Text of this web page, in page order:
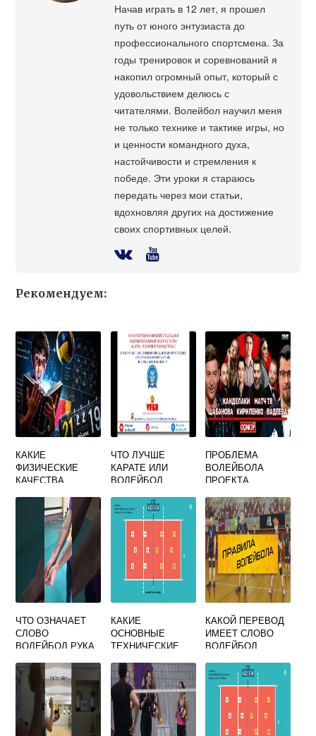
Начав играть в 12 лет, я прошел
путь от юного энтузиаста до
профессионального спортсмена. За
годы тренировок и соревнований я
накопил огромный опыт, который с
удовольствием делюсь с
читателями. Волейбол научил меня
не только технике и тактике игры, но
и ценности командного духа,
настойчивости и стремления к
победе. Эти уроки я стараюсь
передать через мои статьи,
вдохновляя других на достижение
своих спортивных целей.
Рекомендуем:
КАКИЕ
ФИЗИЧЕСКИЕ
КАЧЕСТВА
ВОЛЕЙБОЛ
ЧТО ЛУЧШЕ
КАРАТЕ ИЛИ
ВОЛЕЙБОЛ
ПРОБЛЕМА
ВОЛЕЙБОЛА
ПРОЕКТА
ЧТО ОЗНАЧАЕТ
СЛОВО
ВОЛЕЙБОЛ РУКА
КАКИЕ
ОСНОВНЫЕ
ТЕХНИЧЕСКИЕ
СУЩЕСТВУЮТ В
ИГРЕ ВОЛЕЙБОЛ
ТЕСТ ОТВЕТЫ
КАКОЙ ПЕРЕВОД
ИМЕЕТ СЛОВО
ВОЛЕЙБОЛ